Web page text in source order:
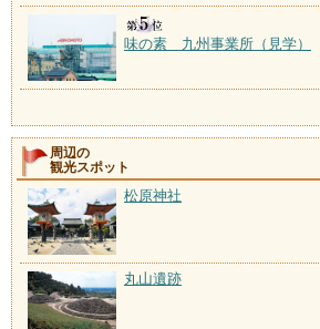
味の素 九州事業所（見学）
周辺の
観光スポット
松原神社
丸山遺跡